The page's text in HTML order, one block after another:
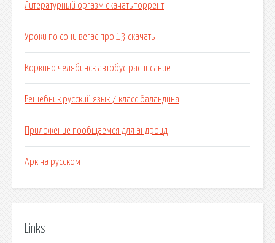
Литературный оргазм скачать торрент
Уроки по сони вегас про 13 скачать
Коркино челябинск автобус расписание
Решебник русский язык 7 класс баландина
Приложение пообщаемся для андроид
Арк на русском
Links